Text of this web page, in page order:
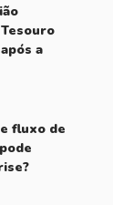
a
fluxo de